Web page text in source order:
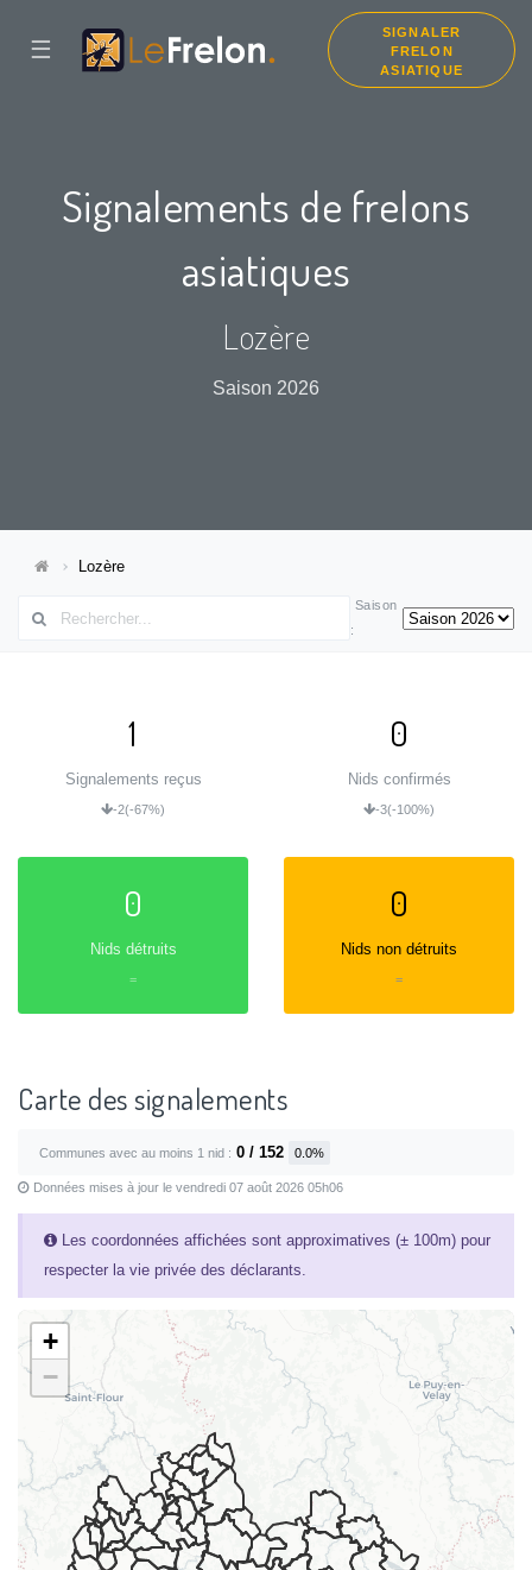
☰
SIGNALER
FRELON
ASIATIQUE
Signalements de frelons
asiatiques
Lozère
Saison 2026
Lozère
Saison
:
1
Signalements reçus
-2(-67%)
0
Nids confirmés
-3(-100%)
0
Nids détruits
=
0
Nids non détruits
=
Carte des signalements
Communes avec au moins 1 nid : 0 / 152 0.0%
Données mises à jour le vendredi 07 août 2026 05h06
Les coordonnées affichées sont approximatives (± 100m) pour
respecter la vie privée des déclarants.
+
−